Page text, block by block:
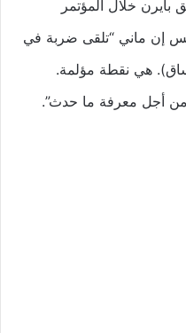
خلال المؤتمر
إن ماني “تلقى ضربة في
هي نقطة مؤلمة.
من أجل معرفة ما حدث”.